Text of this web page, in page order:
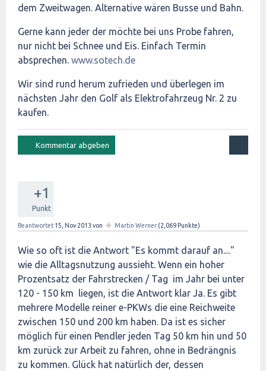
dem Zweitwagen. Alternative wären Busse und Bahn.
Gerne kann jeder der möchte bei uns Probe fahren,
nur nicht bei Schnee und Eis. Einfach Termin
absprechen. www.sotech.de
Wir sind rund herum zufrieden und überlegen im
nächsten Jahr den Golf als Elektrofahrzeug Nr. 2 zu
kaufen.
+1
Punkt
Beantwortet 15, Nov 2013 von ✦ Martin Werner (2,069 Punkte)
Wie so oft ist die Antwort "Es kommt darauf an...."
wie die Alltagsnutzung aussieht. Wenn ein hoher
Prozentsatz der Fahrstrecken / Tag im Jahr bei unter
120 - 150 km liegen, ist die Antwort klar Ja. Es gibt
mehrere Modelle reiner e-PKWs die eine Reichweite
zwischen 150 und 200 km haben. Da ist es sicher
möglich für einen Pendler jeden Tag 50 km hin und 50
km zurück zur Arbeit zu fahren, ohne in Bedrängnis
zu kommen. Glück hat natürlich der, dessen